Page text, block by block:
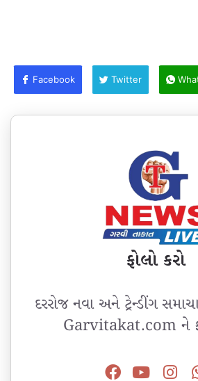
Facebook Twitter
ફોલો કરો
દરરોજ નવા અને ટ્રેન્ડીંગ
Garvitakat.com ને